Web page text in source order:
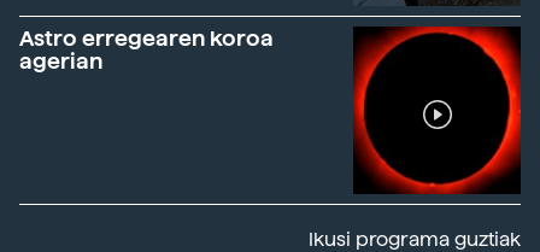
Astro erregearen koroa
agerian
Ikusi programa guztiak